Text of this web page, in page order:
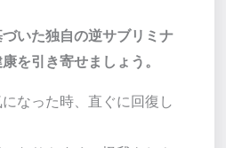
いた独自の逆サブリミナ
を引き寄せましょう。
なった時、直ぐに回復し